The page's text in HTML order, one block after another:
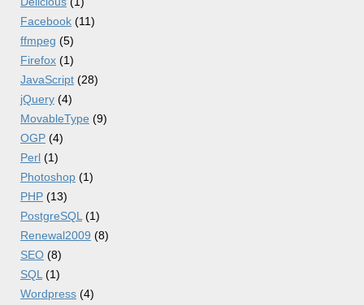
Facebook (11)
ffmpeg (5)
Firefox (1)
JavaScript (28)
jQuery (4)
MovableType (9)
OGP (4)
Perl (1)
Photoshop (1)
PHP (13)
PostgreSQL (1)
Renewal2009 (8)
SEO (8)
SQL (1)
Wordpress (4)